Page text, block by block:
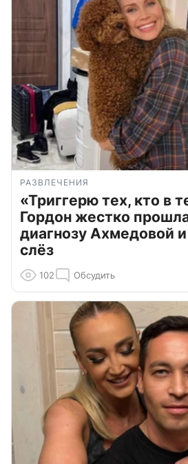
РАЗВЛЕЧЕНИЯ
«Триггерю тех, кто в
Гордон жестко
диагнозу Ахмедовой
слёз
102 Обсудить